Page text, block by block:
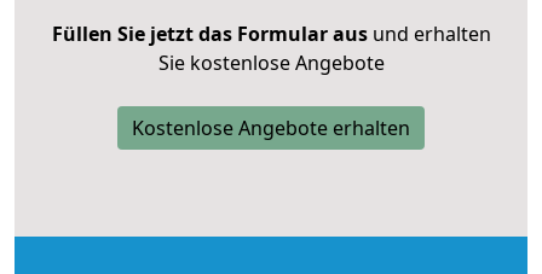
Füllen Sie jetzt das Formular ausund erhalten
Sie kostenlose Angebote
Kostenlose Angebote erhalten